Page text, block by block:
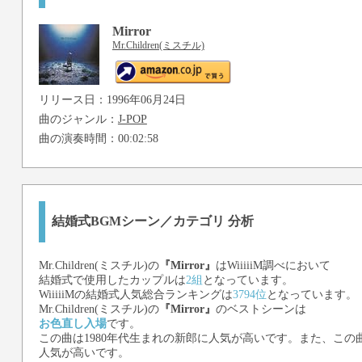
Mirror
Mr.Children(ミスチル)
リリース日：1996年06月24日
曲のジャンル： J-POP
曲の演奏時間：00:02:58
結婚式BGMシーン／カテゴリ 分析
Mr.Children(ミスチル)の『Mirror』 はWiiiiiM調べにおいて
結婚式で使用したカップルは2組 となっています。
WiiiiiMの結婚式人気総合ランキングは3794位 となっています。
Mr.Children(ミスチル)の『Mirror』 のベストシーンは
お色直し入場です。
この曲は1980年代生まれの新郎に人気が高いです。また、この
人気が高いです。